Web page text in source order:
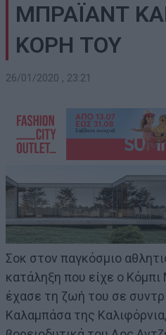
ΜΠΡΑΪΑΝΤ
ΚΟΡΗ ΤΟΥ
26/01/2020 , 23:21
Σοκ στον παγκόσμιο
κατάληξη που είχε ο Κόμπι
έχασε τη ζωή του σε
Καλαμπάσα της